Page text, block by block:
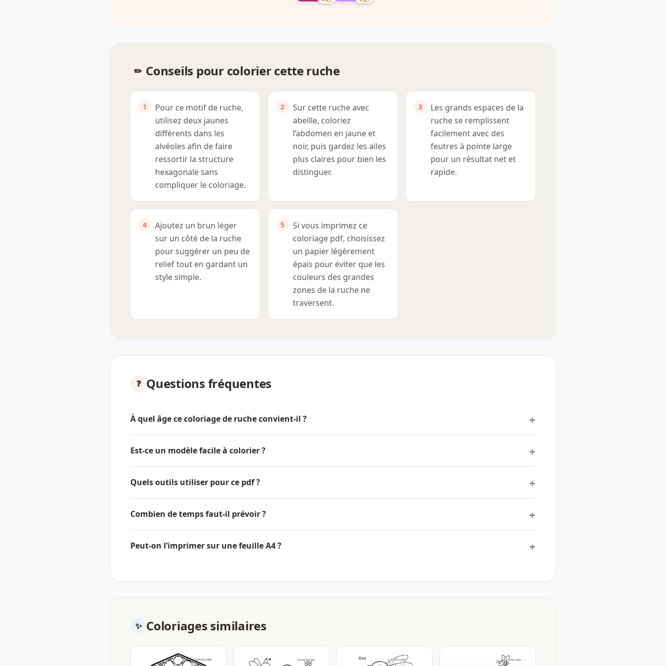
Conseils pour colorier cette ruche
Pour ce motif de ruche,
utilisez deux jaunes
différents dans les
alvéoles afin de faire
ressortir la structure
hexagonale sans
compliquer le coloriage.
Sur cette ruche avec
abeille, coloriez
l’abdomen en jaune et
noir, puis gardez les ailes
plus claires pour bien les
distinguer.
Les grands espaces de la
ruche se remplissent
facilement avec des
feutres à pointe large
pour un résultat net et
rapide.
Ajoutez un brun léger
sur un côté de la ruche
pour suggérer un peu de
relief tout en gardant un
style simple.
Si vous imprimez ce
coloriage pdf, choisissez
un papier légèrement
épais pour éviter que les
couleurs des grandes
zones de la ruche ne
traversent.
Questions fréquentes
À quel âge ce coloriage de ruche convient-il ?
Est-ce un modèle facile à colorier ?
Quels outils utiliser pour ce pdf ?
Combien de temps faut-il prévoir ?
Peut-on l’imprimer sur une feuille A4 ?
Coloriages similaires